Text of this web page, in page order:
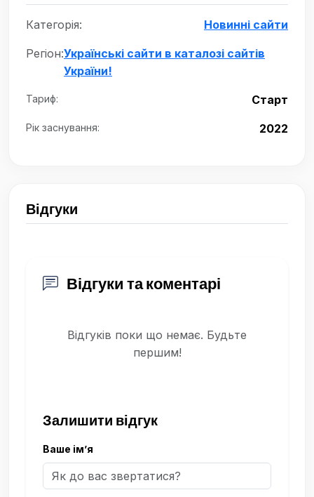
Категорія: Новинні сайти
Регіон:Українські сайти в каталозі сайтів
України!
Тариф: Старт
Рік заснування: 2022
Відгуки
Відгуки та коментарі
Відгуків поки що немає. Будьте
першим!
Залишити відгук
Ваше ім’я